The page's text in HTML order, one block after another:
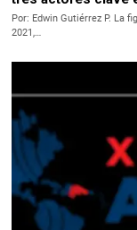
Por: Edwin Gutiérrez P. La
2021,…